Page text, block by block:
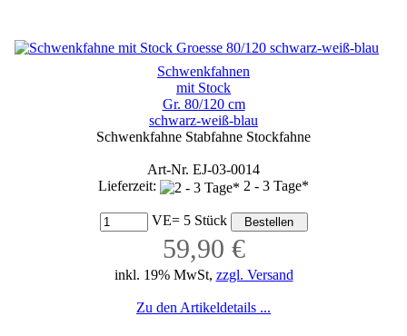
Schwenkfahnen
mit Stock
Gr. 80/120 cm
schwarz-weiß-blau
Schwenkfahne Stabfahne Stockfahne
Art-Nr. EJ-03-0014
Lieferzeit:
2 - 3 Tage*
VE= 5 Stück
59,90 €
inkl. 19% MwSt, zzgl. Versand
Zu den Artikeldetails ...